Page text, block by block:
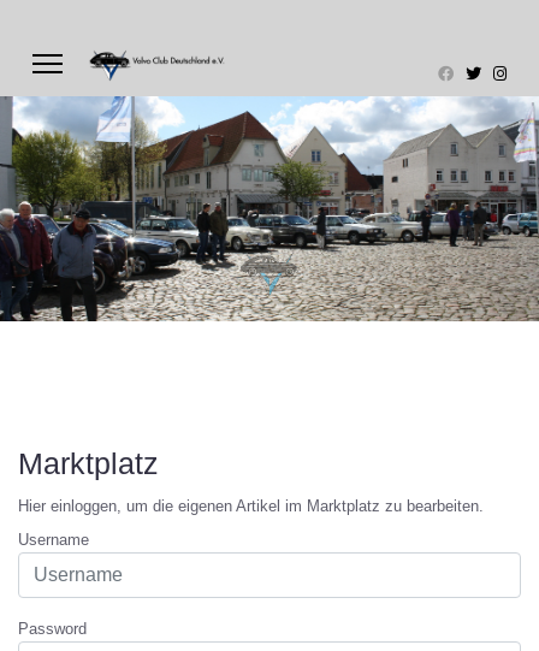
Marktplatz
Hier einloggen, um die eigenen Artikel im Marktplatz zu bearbeiten.
Username
Password